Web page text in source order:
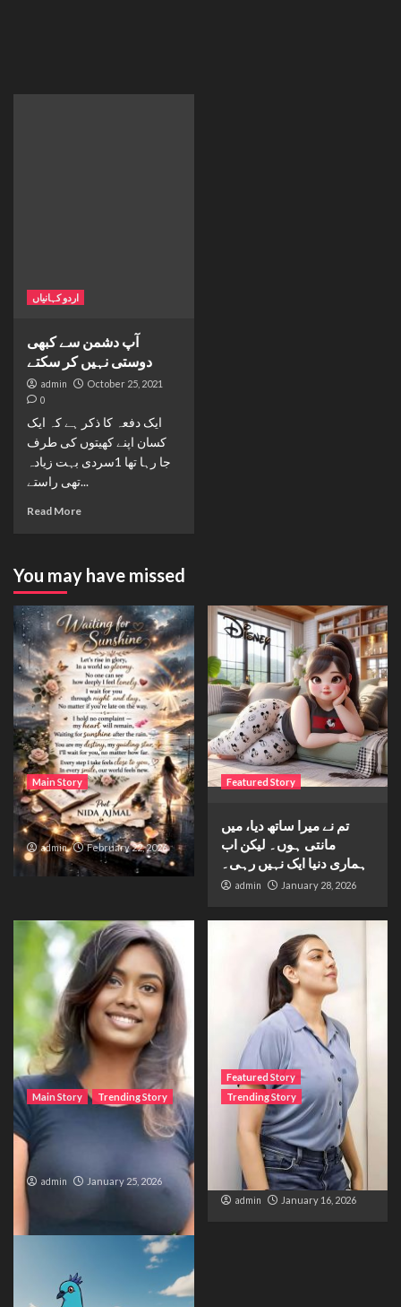
اردو کہانیاں
آپ دشمن سے کبھی
دوستی نہیں کر سکتے
admin October 25, 2021
0
ایک دفعہ کا ذکر ہے کہ ایک
کسان اپنے کھیتوں کی طرف
جا رہا تھا 1سردی بہت زیادہ
تھی راستے...
Read More
You may have missed
Main Story
Waiting for sunshine
admin February 22, 2026
Featured Story
تم نے میرا ساتھ دیا، میں
مانتی ہوں۔ لیکن اب
ہماری دنیا ایک نہیں رہی۔
admin January 28, 2026
Main Story Trending Story
The Bride from the
Accident
admin January 25, 2026
Featured Story
Trending Story
The Silent Wait – A Life
Trapped Between
Distance and Duty
admin January 16, 2026